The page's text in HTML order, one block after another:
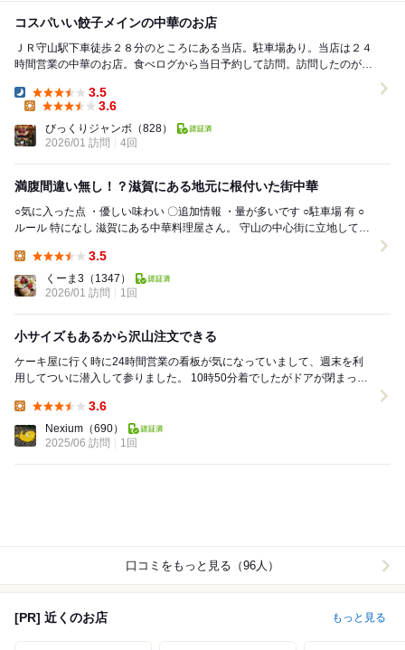
コスパいい餃子メインの中華のお店
ＪＲ守山駅下車徒歩２８分のところにある当店。駐車場あり。当店は２４
時間営業の中華のお店。食べログから当日予約して訪問。訪問したのが週
Dinner:
3.5
3.6
びっくりジャンボ （828）
2026/01 訪問
4回
満腹間違い無し！？滋賀にある地元に根付いた街中華
○気に入った点 ・優しい味わい 〇追加情報 ・量が多いです ○駐車場 有 ○
ルール 特になし 滋賀にある中華料理屋さん。 守山の中心街に立地してい
3.5
くーま3 （1347）
2026/01 訪問
1回
小サイズもあるから沢山注文できる
ケーキ屋に行く時に24時間営業の看板が気になっていまして、週末を利
用してついに潜入して参りました。 10時50分着でしたがドアが閉まって
3.6
Nexium （690）
2025/06 訪問
1回
口コミをもっと見る（96人）
[PR] 近くのお店 もっと見る